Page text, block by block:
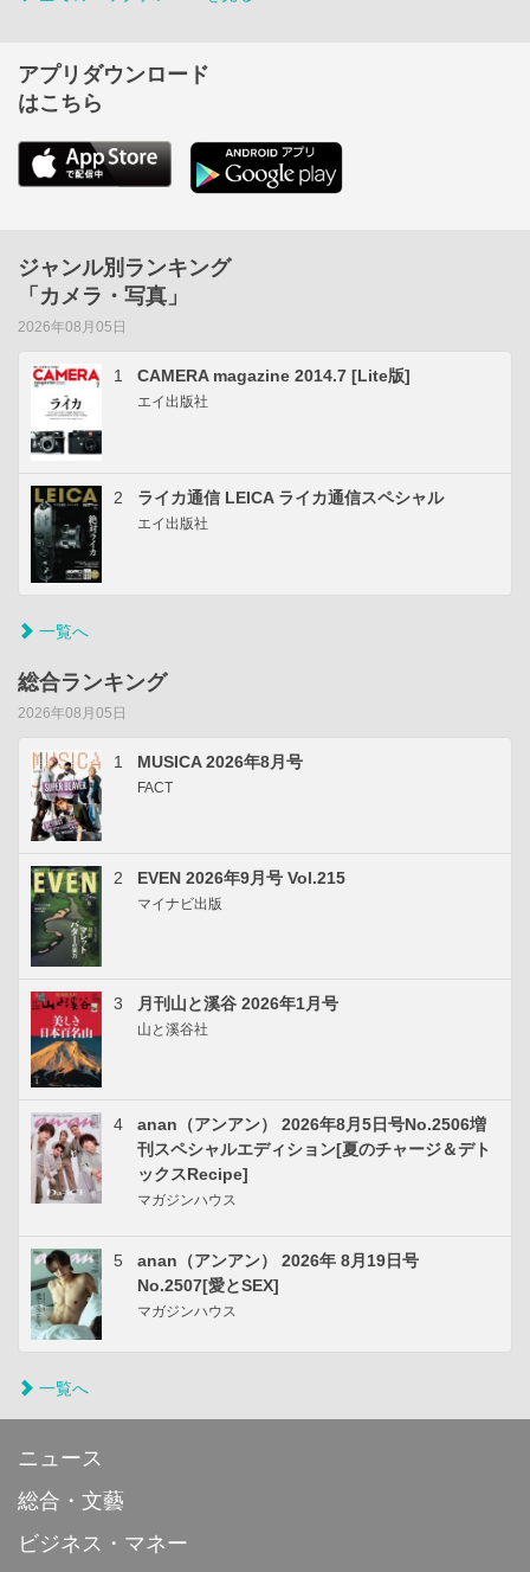
アプリダウンロード
はこちら
ジャンル別ランキング
「カメラ・写真」
2026年08月05日
1 CAMERA magazine 2014.7 [Lite版]
エイ出版社
2 ライカ通信 LEICA ライカ通信スペシャル
エイ出版社
一覧へ
総合ランキング
2026年08月05日
1 MUSICA 2026年8月号
FACT
2 EVEN 2026年9月号 Vol.215
マイナビ出版
3 月刊山と溪谷 2026年1月号
山と溪谷社
4
anan（アンアン） 2026年8月5日号No.2506増
刊スペシャルエディション[夏のチャージ＆デト
ックスRecipe]
マガジンハウス
5
anan（アンアン） 2026年 8月19日号
No.2507[愛とSEX]
マガジンハウス
一覧へ
ニュース
総合・文藝
ビジネス・マネー